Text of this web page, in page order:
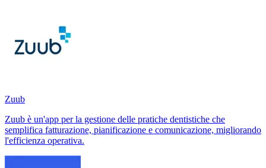
Zuub
Zuub è un'app per la gestione delle pratiche dentistiche che
semplifica fatturazione, pianificazione e comunicazione, migliorando
l'efficienza operativa.